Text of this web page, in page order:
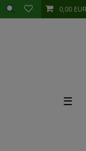
0,00 EUR
☰